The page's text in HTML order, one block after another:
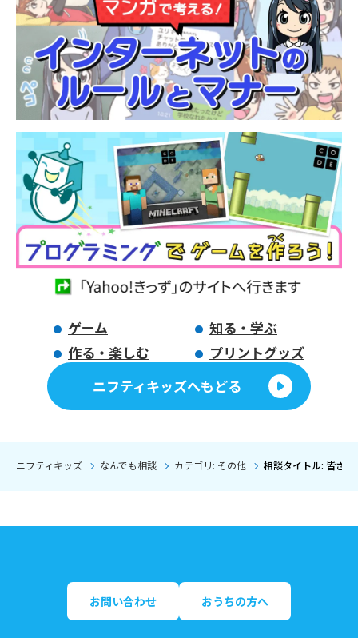
ゲーム
知る・学ぶ
作る・楽しむ
プリントグッズ
ニフティキッズへもどる
ニフティキッズ なんでも相談 カテゴリ: その他 相談タイトル: 皆さ
お問い合わせ おうちの方へ